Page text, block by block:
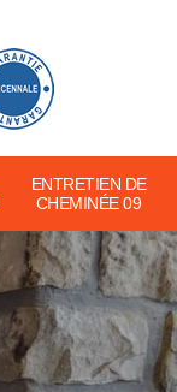
ENTRETIEN DE
CHEMINÉE 09